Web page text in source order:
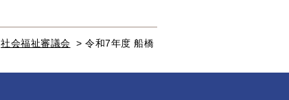
社会福祉審議会 > 令和7年度 船橋